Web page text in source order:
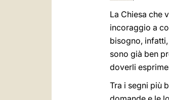
La Chiesa che
incoraggio a
bisogno,
sono già ben
doverli
Tra i segni più